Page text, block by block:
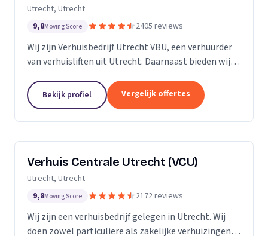
Utrecht, Utrecht
9,8Moving Score 2405 reviews
Wij zijn Verhuisbedrijf Utrecht VBU, een verhuurder
van verhuisliften uit Utrecht. Daarnaast bieden wij
Bekijk profiel Vergelijk offertes
Verhuis Centrale Utrecht (VCU)
Utrecht, Utrecht
9,8Moving Score 2172 reviews
Wij zijn een verhuisbedrijf gelegen in Utrecht. Wij
doen zowel particuliere als zakelijke verhuizingen.